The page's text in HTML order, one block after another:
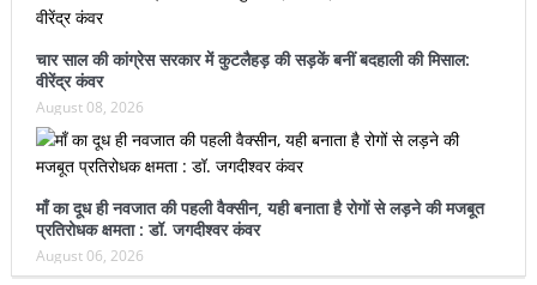
चार साल की कांग्रेस सरकार में कुटलैहड़ की सड़कें बनीं बदहाली की मिसाल:
वीरेंद्र कंवर
August 08, 2026
माँ का दूध ही नवजात की पहली वैक्सीन, यही बनाता है रोगों से लड़ने की मजबूत
प्रतिरोधक क्षमता : डॉ. जगदीश्वर कंवर
August 06, 2026